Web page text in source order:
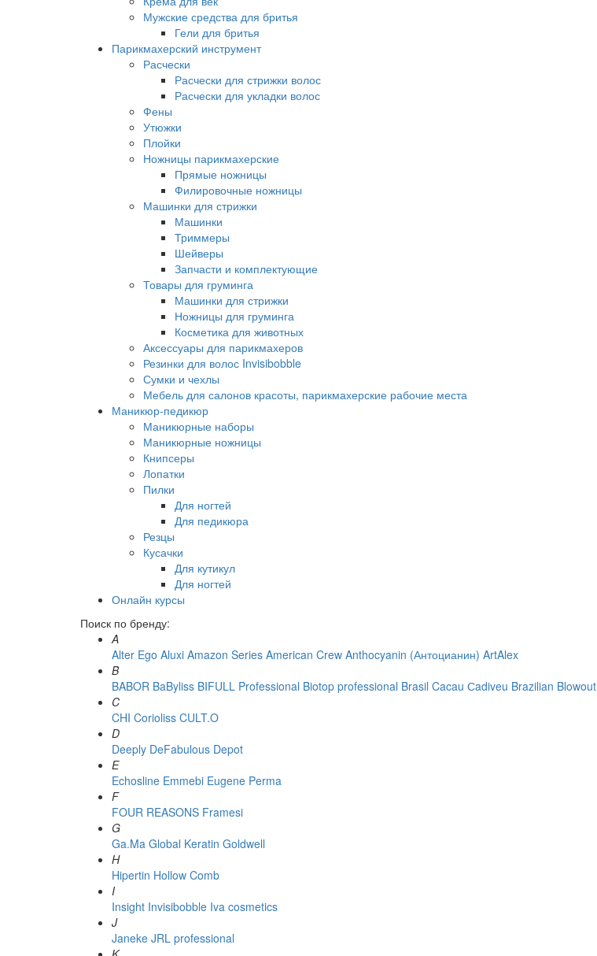
Мужские средства для бритья
Гели для бритья
Парикмахерский инструмент
Расчески
Расчески для стрижки волос
Расчески для укладки волос
Фены
Утюжки
Плойки
Ножницы парикмахерские
Прямые ножницы
Филировочные ножницы
Машинки для стрижки
Машинки
Триммеры
Шейверы
Запчасти и комплектующие
Товары для груминга
Машинки для стрижки
Ножницы для груминга
Косметика для животных
Аксессуары для парикмахеров
Резинки для волос Invisibobble
Сумки и чехлы
Мебель для салонов красоты, парикмахерские рабочие места
Маникюр-педикюр
Маникюрные наборы
Маникюрные ножницы
Книпсеры
Лопатки
Пилки
Для ногтей
Для педикюра
Резцы
Кусачки
Для кутикул
Для ногтей
Онлайн курсы
Поиск по бренду:
A
Alter Ego Aluxi Amazon Series American Crew Anthocyanin (Антоцианин) ArtAlex
B
BABOR BaByliss BIFULL Professional Biotop professional Brasil Cacau Сadiveu Brazilian Blowout
C
CHI Corioliss CULT.O
D
Deeply DeFabulous Depot
E
Echosline Emmebi Eugene Perma
F
FOUR REASONS Framesi
G
Ga.Ma Global Keratin Goldwell
H
Hipertin Hollow Comb
I
Insight Invisibobble Iva cosmetics
J
Janeke JRL professional